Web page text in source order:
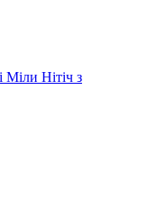
Нітіч з